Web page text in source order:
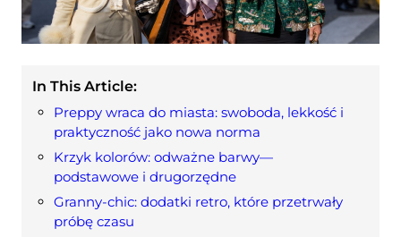
In This Article:
Preppy wraca do miasta: swoboda, lekkość i
praktyczność jako nowa norma
Krzyk kolorów: odważne barwy—
podstawowe i drugorzędne
Granny-chic: dodatki retro, które przetrwały
próbę czasu